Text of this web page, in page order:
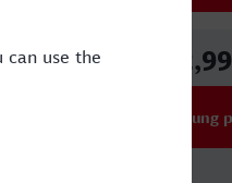
Verbindung